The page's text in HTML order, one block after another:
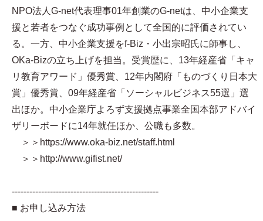
NPO法人G-net代表理事 01年創業のG-netは、中小企業支
援と若者をつなぐ成功事例として全国的に評価されてい
る。一方、中小企業支援をf-Biz・小出宗昭氏に師事し、
OKa-Bizの立ち上げを担当。受賞歴に、13年経産省「キャ
リ教育アワード」優秀賞、12年内閣府「ものづくり日本大
賞」優秀賞、09年経産省「ソーシャルビジネス55選」選
出ほか。中小企業庁よろず支援拠点事業全国本部アドバイ
ザリーボードに14年就任ほか、公職も多数。
＞＞https://www.oka-biz.net/staff.html
＞＞http://www.gifist.net/
--------------------------------------------------
■ お申し込み方法